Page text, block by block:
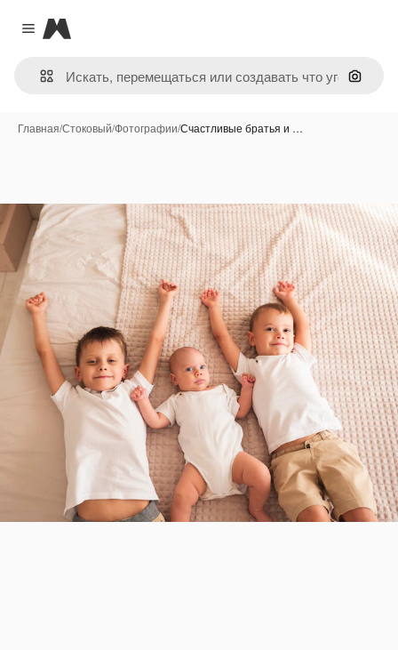
Close menu
Magnific
Поиск
Главная/Стоковый/Фотографии/Счастливые братья и …